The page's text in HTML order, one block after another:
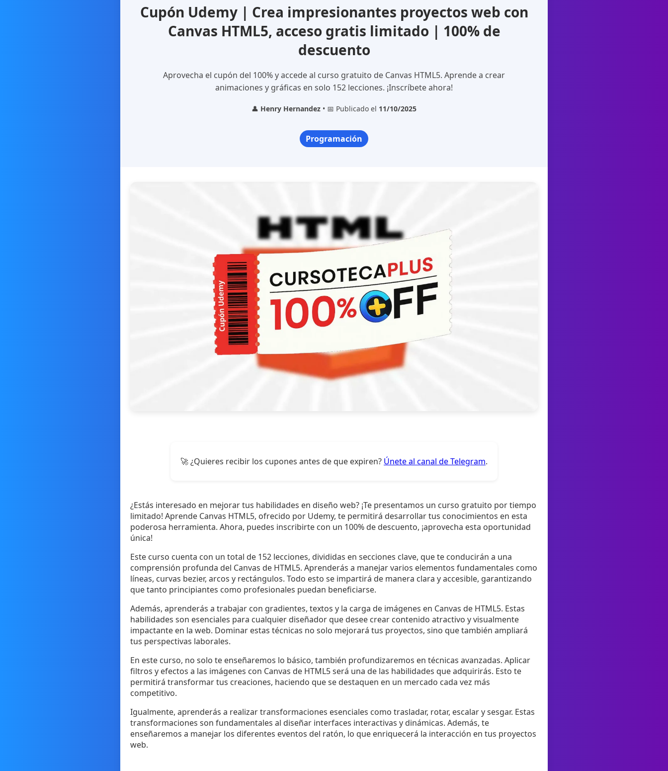
Cupón Udemy | Crea impresionantes proyectos web con
Canvas HTML5, acceso gratis limitado | 100% de
descuento
Aprovecha el cupón del 100% y accede al curso gratuito de Canvas HTML5. Aprende a crear
animaciones y gráficas en solo 152 lecciones. ¡Inscríbete ahora!
👤 Henry Hernandez • 📅 Publicado el 11/10/2025
Programación
🚀 ¿Quieres recibir los cupones antes de que expiren? Únete al canal de Telegram.
¿Estás interesado en mejorar tus habilidades en diseño web? ¡Te presentamos un curso gratuito por tiempo
limitado! Aprende Canvas HTML5, ofrecido por Udemy, te permitirá desarrollar tus conocimientos en esta
poderosa herramienta. Ahora, puedes inscribirte con un 100% de descuento, ¡aprovecha esta oportunidad
única!
Este curso cuenta con un total de 152 lecciones, divididas en secciones clave, que te conducirán a una
comprensión profunda del Canvas de HTML5. Aprenderás a manejar varios elementos fundamentales como
líneas, curvas bezier, arcos y rectángulos. Todo esto se impartirá de manera clara y accesible, garantizando
que tanto principiantes como profesionales puedan beneficiarse.
Además, aprenderás a trabajar con gradientes, textos y la carga de imágenes en Canvas de HTML5. Estas
habilidades son esenciales para cualquier diseñador que desee crear contenido atractivo y visualmente
impactante en la web. Dominar estas técnicas no solo mejorará tus proyectos, sino que también ampliará
tus perspectivas laborales.
En este curso, no solo te enseñaremos lo básico, también profundizaremos en técnicas avanzadas. Aplicar
filtros y efectos a las imágenes con Canvas de HTML5 será una de las habilidades que adquirirás. Esto te
permitirá transformar tus creaciones, haciendo que se destaquen en un mercado cada vez más
competitivo.
Igualmente, aprenderás a realizar transformaciones esenciales como trasladar, rotar, escalar y sesgar. Estas
transformaciones son fundamentales al diseñar interfaces interactivas y dinámicas. Además, te
enseñaremos a manejar los diferentes eventos del ratón, lo que enriquecerá la interacción en tus proyectos
web.